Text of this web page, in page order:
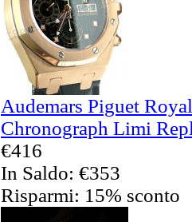
Audemars Piguet
Chronograph Limi
€416
In Saldo: €353
Risparmi: 15% sconto